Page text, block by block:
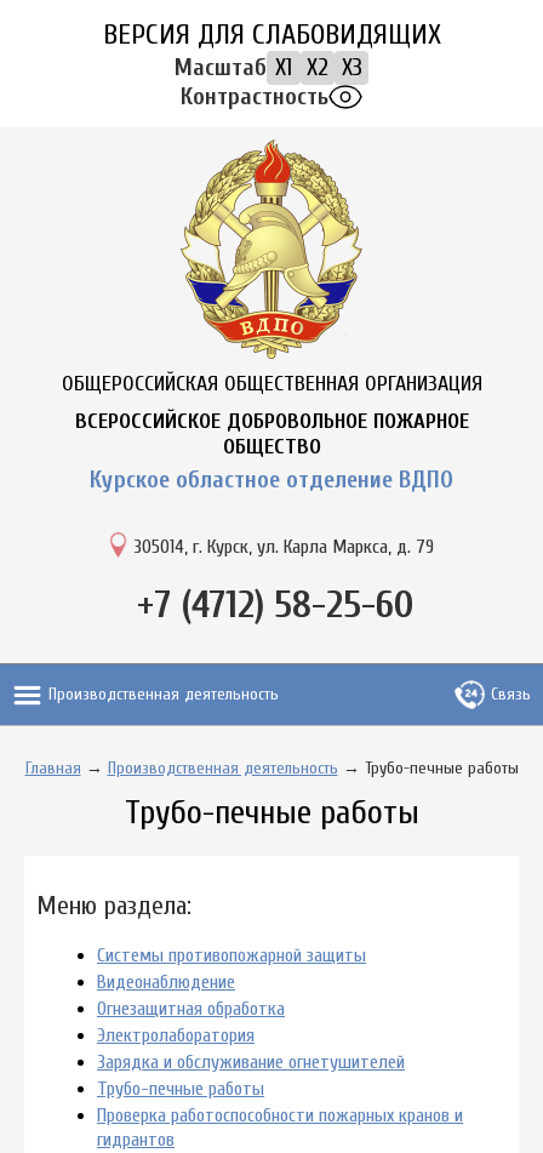
ВЕРСИЯ ДЛЯ СЛАБОВИДЯЩИХ
Масштаб X1 X2 X3
Контрастность
ОБЩЕРОССИЙСКАЯ ОБЩЕСТВЕННАЯ ОРГАНИЗАЦИЯ
ВСЕРОССИЙСКОЕ ДОБРОВОЛЬНОЕ ПОЖАРНОЕ
ОБЩЕСТВО
Курское областное отделение ВДПО
305014, г. Курск, ул. Карла Маркса, д. 79
+7 (4712) 58-25-60
Производственная деятельность Связь
Главная → Производственная деятельность → Трубо-печные работы
Трубо-печные работы
Меню раздела:
Системы противопожарной защиты
Видеонаблюдение
Огнезащитная обработка
Электролаборатория
Зарядка и обслуживание огнетушителей
Трубо-печные работы
Проверка работоспособности пожарных кранов и
гидрантов